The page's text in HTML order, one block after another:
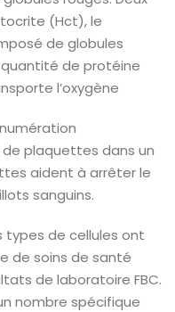
(Hct), le
de globules
quantité de protéine
l’oxygène
plaquettes dans un
aident à arrêter le
sanguins.
types de cellules ont
de soins de santé
de laboratoire FBC.
nombre spécifique